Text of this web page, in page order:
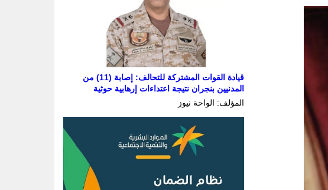
قيادة القوات المشتركة للتحالف: إصابة (11) من
المدنيين بنجران نتيجة اعتداءات إرهابية حوثية
المؤلف: الواحة نيوز